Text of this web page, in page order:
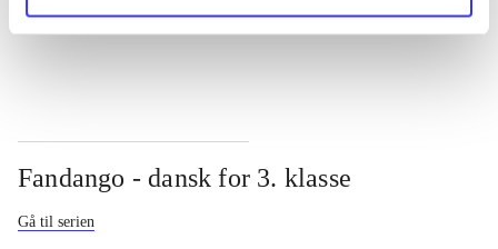
Fandango - dansk for 3. klasse
Gå til serien